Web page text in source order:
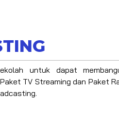
untuk dapat
TV Streaming dan Paket